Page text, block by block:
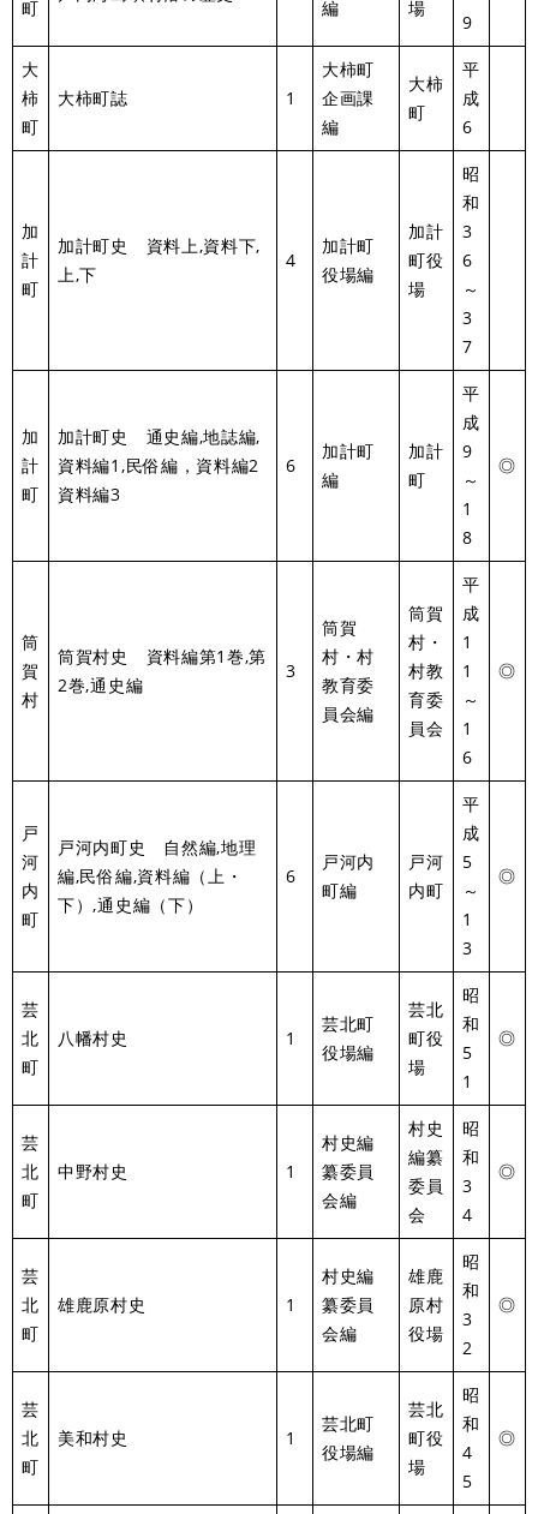
町 編 場
9
大
柿
町
大柿町誌 1
大柿町
企画課
編
大柿
町
平
成
6
加
計
町
加計町史 資料上,資料下,
上,下
4
加計町
役場編
加計
町役
場
昭
和
3
6
～
3
7
加
計
町
加計町史 通史編,地誌編,
資料編1,民俗編，資料編2
資料編3
6
加計町
編
加計
町
平
成
9
～
1
8
◎
筒
賀
村
筒賀村史 資料編第1巻,第
2巻,通史編
3
筒賀
村・村
教育委
員会編
筒賀
村・
村教
育委
員会
平
成
1
1
～
1
6
◎
戸
河
内
町
戸河内町史 自然編,地理
編,民俗編,資料編（上・
下）,通史編（下）
6
戸河内
町編
戸河
内町
平
成
5
～
1
3
◎
芸
北
町
八幡村史 1
芸北町
役場編
芸北
町役
場
昭
和
5
1
◎
芸
北
町
中野村史 1
村史編
纂委員
会編
村史
編纂
委員
会
昭
和
3
4
◎
芸
北
町
雄鹿原村史 1
村史編
纂委員
会編
雄鹿
原村
役場
昭
和
3
2
◎
芸
北
町
美和村史 1
芸北町
役場編
芸北
町役
場
昭
和
4
5
◎